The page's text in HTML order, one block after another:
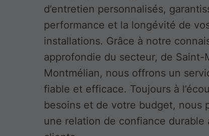
d’entretien personnalisés,
performance et la longévité de
installations. Grâce à notre
approfondie du secteur, de Saint-
Montmélian, nous offrons un
fiable et efficace. Toujours à
besoins et de votre budget, nous
une relation de confiance durable